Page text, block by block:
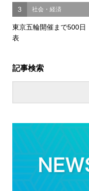
3 社会・経済
東京五輪開催まで500
表
記事検索